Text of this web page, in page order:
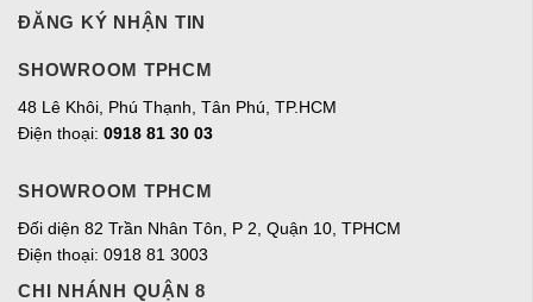
ĐĂNG KÝ NHẬN TIN
SHOWROOM TPHCM
48 Lê Khôi, Phú Thạnh, Tân Phú, TP.HCM
Điện thoại: 0918 81 30 03
SHOWROOM TPHCM
Đối diện 82 Trần Nhân Tôn, P 2, Quận 10, TPHCM
Điện thoại: 0918 81 3003
CHI NHÁNH QUẬN 8